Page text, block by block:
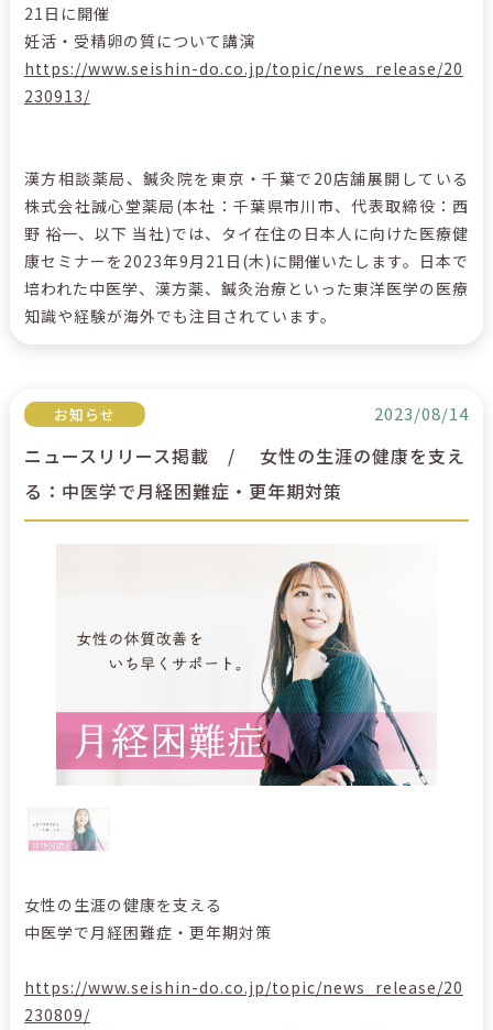
21日に開催
妊活・受精卵の質について講演
https://www.seishin-do.co.jp/topic/news_release/20
230913/
漢方相談薬局、鍼灸院を東京・千葉で20店舗展開している
株式会社誠心堂薬局(本社：千葉県市川市、代表取締役：西
野 裕一、以下 当社)では、タイ在住の日本人に向けた医療健
康セミナーを2023年9月21日(木)に開催いたします。日本で
培われた中医学、漢方薬、鍼灸治療といった東洋医学の医療
知識や経験が海外でも注目されています。
お知らせ 2023/08/14
ニュースリリース掲載 / 女性の生涯の健康を支え
る：中医学で月経困難症・更年期対策
女性の生涯の健康を支える
中医学で月経困難症・更年期対策
https://www.seishin-do.co.jp/topic/news_release/20
230809/